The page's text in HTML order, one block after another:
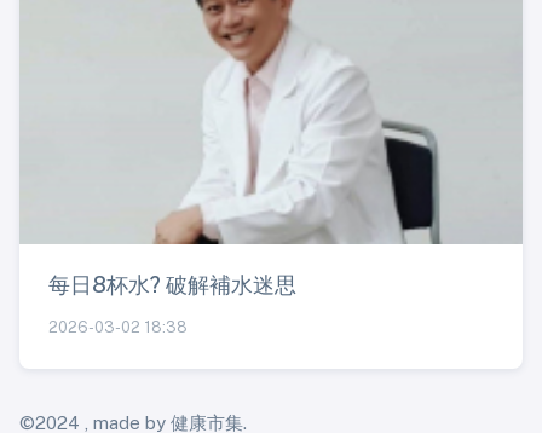
每日8杯水? 破解補水迷思
2026-03-02 18:38
©2024 , made by 健康市集.